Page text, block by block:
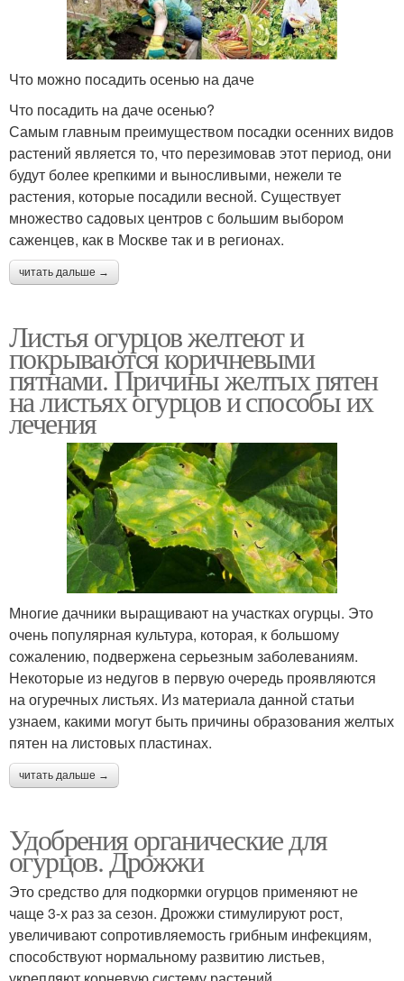
Что можно посадить осенью на даче
Что посадить на даче осенью?
Самым главным преимуществом посадки осенних видов
растений является то, что перезимовав этот период, они
будут более крепкими и выносливыми, нежели те
растения, которые посадили весной. Существует
множество садовых центров с большим выбором
саженцев, как в Москве так и в регионах.
читать дальше →
Листья огурцов желтеют и
покрываются коричневыми
пятнами. Причины желтых пятен
на листьях огурцов и способы их
лечения
Многие дачники выращивают на участках огурцы. Это
очень популярная культура, которая, к большому
сожалению, подвержена серьезным заболеваниям.
Некоторые из недугов в первую очередь проявляются
на огуречных листьях. Из материала данной статьи
узнаем, какими могут быть причины образования желтых
пятен на листовых пластинах.
читать дальше →
Удобрения органические для
огурцов. Дрожжи
Это средство для подкормки огурцов применяют не
чаще 3-х раз за сезон. Дрожжи стимулируют рост,
увеличивают сопротивляемость грибным инфекциям,
способствуют нормальному развитию листьев,